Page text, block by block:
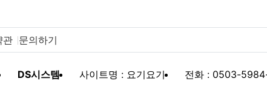
관 문의하기
DS시스템 사이트명 : 요기요기 전화 : 0503-